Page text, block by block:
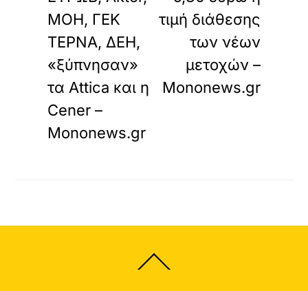
ΜΟΗ, ΓΕΚ
ΤΕΡΝΑ, ΔΕΗ,
«ξύπνησαν»
τα Attica και η
Cener –
Mononews.gr
τιμή διάθεσης
των νέων
μετοχών –
Mononews.gr
Back
To